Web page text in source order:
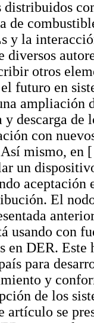
distribuidos
de
y la
diversos
otros
futuro en
ampliación
y descarga
con
mismo, en
un
El
usando con
en DER.
para
y
de los
artículo se